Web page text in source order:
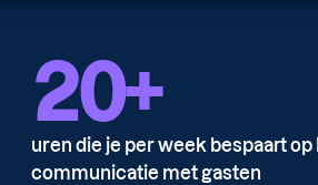
20+
uren die je per week bespaart
communicatie met gasten